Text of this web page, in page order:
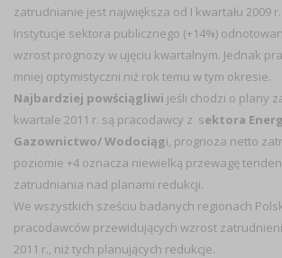
zatrudnianie jest największa od I kwartału 2009
Instytucje sektora publicznego (+14%)
wzrost prognozy w ujęciu kwartalnym. Jednak
mniej optymistyczni niż rok temu w tym okresie.
Najbardziej powściągliwi jeśli chodzi o plany
kwartale 2011 r. są pracodawcy z sektora
Gazownictwo/ Wodociągi, prognoza netto
poziomie +4 oznacza niewielką przewagę
zatrudniania nad planami redukcji.
We wszystkich sześciu badanych regionach
pracodawców przewidujących wzrost
2011 r., niż tych planujących redukcje.